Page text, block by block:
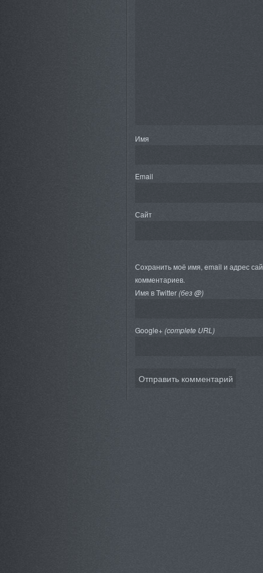
Имя
Email
Сайт
Сохранить моё имя, email и адрес
комментариев.
Имя в Twitter(без @)
Google+(complete URL)